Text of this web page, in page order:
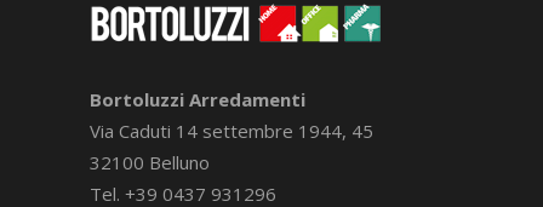
Bortoluzzi Arredamenti
Via Caduti 14 settembre 1944, 45
32100 Belluno
Tel. +39 0437 931296